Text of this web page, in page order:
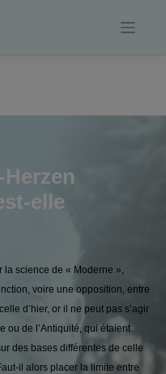
elle
science de « Moderne »,
voire une opposition, entre
d’hier, or il ne peut pas s’agir
ou de l’Antiquité, qui étaient
des bases différentes de celle
il alors placer la limite entre